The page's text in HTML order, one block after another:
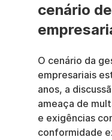
cenário
O cenário da
empresariais
anos, a
ameaça de
e exigências
conformidade